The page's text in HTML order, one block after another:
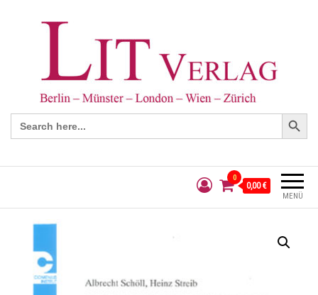
Search
for:
Search Button
MENÜ
0
0,00 €